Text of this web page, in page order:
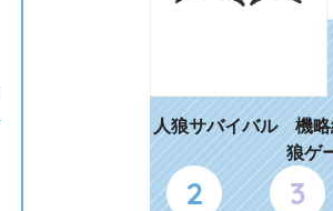
人狼サバイバル 機
狼ゲ
2 3